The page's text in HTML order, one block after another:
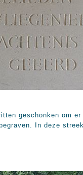
geschonken om er
In deze